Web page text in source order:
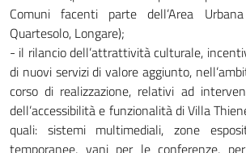
Comuni facenti parte dell’Area
Quartesolo, Longare);
- il rilancio dell’attrattività culturale,
di nuovi servizi di valore aggiunto,
corso di realizzazione, relativi ad
dell’accessibilità e funzionalità di Villa
quali: sistemi multimediali, zone
temporanee, vani per le conferenze,